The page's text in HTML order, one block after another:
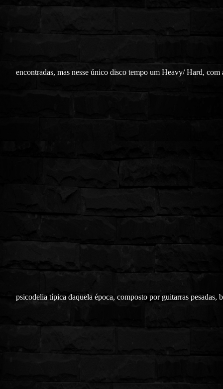
encontradas, mas nesse único disco tempo um Heavy/ Hard, com
psicodelia típica daquela época, composto por guitarras pesadas,